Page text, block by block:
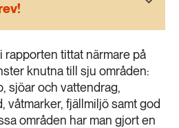
rapporten tittat närmare på
knutna till sju områden:
sjöar och vattendrag,
våtmarker, fjällmiljö samt god
områden har man gjort en